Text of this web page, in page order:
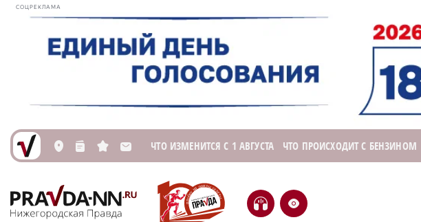
СОЦРЕКЛАМА
L n s M ЧТО ИЗМЕНИТСЯ С 1 АВГУСТА ЧТО ПРОИСХОДИТ С БЕНЗИНОМ
H e